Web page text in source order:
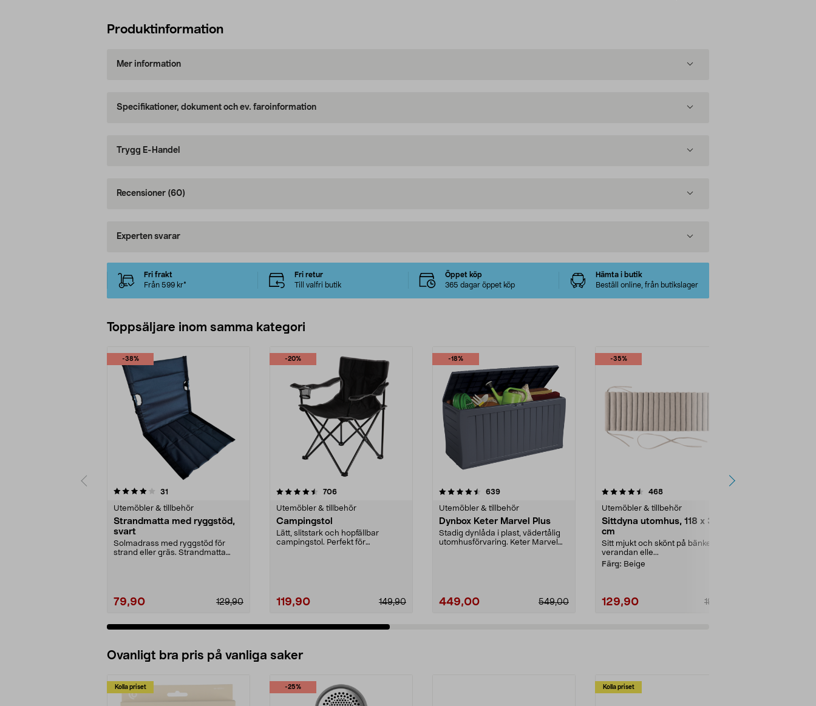
Produktinformation
Mer information
Specifikationer, dokument och ev. faroinformation
Trygg E-Handel
Recensioner (60)
Experten svarar
Fri frakt
Från 599 kr*
Fri retur
Till valfri butik
Öppet köp
365 dagar öppet köp
Hämta i butik
Beställ online, från butikslager
Toppsäljare inom samma kategori
-38%
31
Utemöbler & tillbehör
Strandmatta med ryggstöd,
svart
Solmadrass med ryggstöd för
strand eller gräs. Strandmatta
79,90 129,90
-20%
4.5 av 5 stjärnor 706recensioner
Utemöbler & tillbehör
Campingstol
Lätt, slitstark och hopfällbar
campingstol. Perfekt för
119,90 149,90
-18%
4.5 av 5 stjärnor 639recensioner
Utemöbler & tillbehör
Dynbox Keter Marvel Plus
Stadig dynlåda i plast, vädertålig
utomhusförvaring. Keter Marvel
449,00 549,00
-35%
4.5 av 5 stjärnor 468recensioner
Utemöbler & tillbehör
Sittdyna utomhus, 118 x 38
cm
Sitt mjukt och skönt på bänken,
verandan elle...
Färg: Beige
129,90 199,90
4.0 av 5 stjärnor
Ovanligt bra pris på vanliga saker
Kolla priset -25% Kolla priset